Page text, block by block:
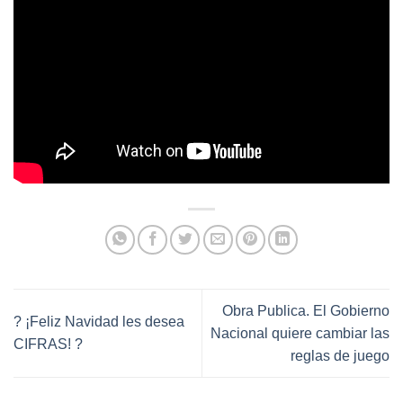
? ¡Feliz Navidad les desea
CIFRAS! ?
Obra Publica. El Gobierno
Nacional quiere cambiar las
reglas de juego